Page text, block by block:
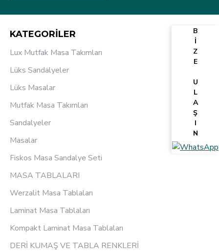
KATEGORİLER
Lux Mutfak Masa Takımları
Lüks Sandalyeler
Lüks Masalar
Mutfak Masa Takımları
Sandalyeler
Masalar
Fiskos Masa Sandalye Seti
MASA TABLALARI
Werzalit Masa Tablaları
Laminat Masa Tablaları
Kompakt Laminat Masa Tablaları
DERİ KUMAŞ VE TABLA RENKLERİ
B
İ
Z
E
U
L
A
Ş
I
N